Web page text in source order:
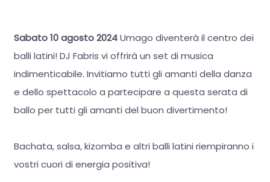
Sabato 10 agosto 2024Umago diventerà il centro dei
balli latini! DJ Fabris vi offrirà un set di musica
indimenticabile. Invitiamo tutti gli amanti della danza
e dello spettacolo a partecipare a questa serata di
ballo per tutti gli amanti del buon divertimento!
Bachata, salsa, kizomba e altri balli latini riempiranno i
vostri cuori di energia positiva!